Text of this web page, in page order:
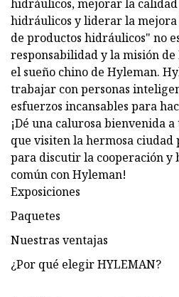
hidráulicos, mejorar la
hidráulicos y liderar la
de productos hidráulicos" no
responsabilidad y la misión
el sueño chino de Hyleman.
trabajar con personas
esfuerzos incansables para
¡Dé una calurosa bienvenida
que visiten la hermosa
para discutir la cooperación y
común con Hyleman!
Exposiciones
Paquetes
Nuestras ventajas
¿Por qué elegir HYLEMAN?